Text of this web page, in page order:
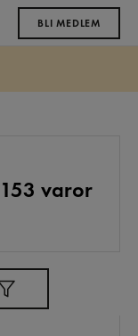
BLI MEDLEM
153 varor